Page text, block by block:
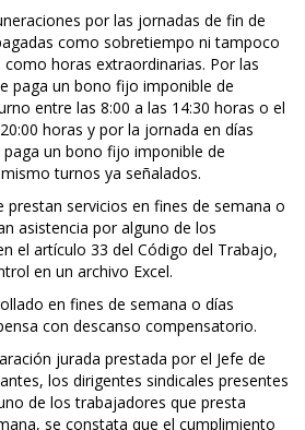
por las jornadas de fin de
como sobretiempo ni tampoco
horas extraordinarias. Por las
paga un bono fijo imponible de
entre las 8:00 a las 14:30 horas o el
horas y por la jornada en días
un bono fijo imponible de
turnos ya señalados.
prestan servicios en fines de semana o
asistencia por alguno de los
el artículo 33 del Código del Trabajo,
en un archivo Excel.
en fines de semana o días
con descanso compensatorio.
jurada prestada por el Jefe de
los dirigentes sindicales presentes
de los trabajadores que presta
se constata que el cumplimiento